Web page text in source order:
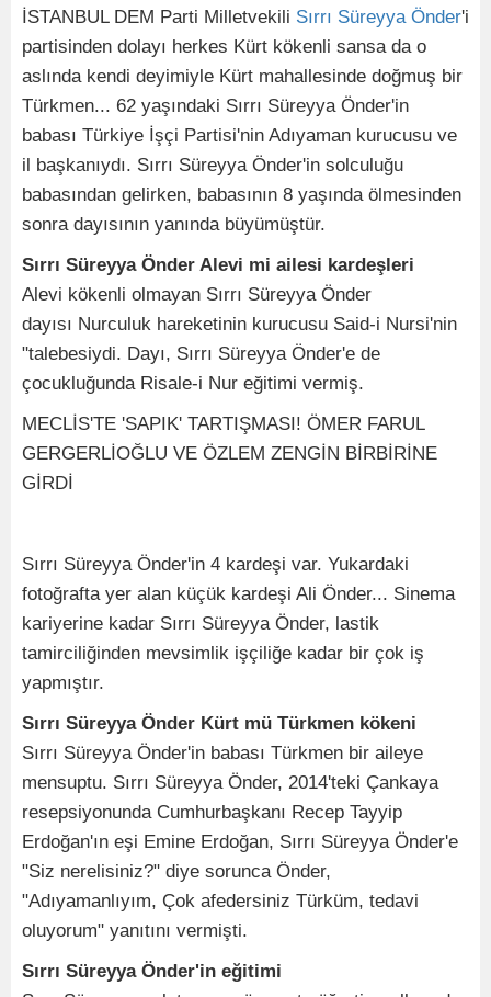
İSTANBUL DEM Parti Milletvekili Sırrı Süreyya Önder'i
partisinden dolayı herkes Kürt kökenli sansa da o
aslında kendi deyimiyle Kürt mahallesinde doğmuş bir
Türkmen... 62 yaşındaki Sırrı Süreyya Önder'in
babası Türkiye İşçi Partisi'nin Adıyaman kurucusu ve
il başkanıydı. Sırrı Süreyya Önder'in solculuğu
babasından gelirken, babasının 8 yaşında ölmesinden
sonra dayısının yanında büyümüştür.
Sırrı Süreyya Önder Alevi mi ailesi kardeşleri
Alevi kökenli olmayan Sırrı Süreyya Önder
dayısı Nurculuk hareketinin kurucusu Said-i Nursi'nin
"talebesiydi. Dayı, Sırrı Süreyya Önder'e de
çocukluğunda Risale-i Nur eğitimi vermiş.
MECLİS'TE 'SAPIK' TARTIŞMASI! ÖMER FARUL
GERGERLİOĞLU VE ÖZLEM ZENGİN BİRBİRİNE
GİRDİ
Sırrı Süreyya Önder'in 4 kardeşi var. Yukardaki
fotoğrafta yer alan küçük kardeşi Ali Önder... Sinema
kariyerine kadar Sırrı Süreyya Önder, lastik
tamirciliğinden mevsimlik işçiliğe kadar bir çok iş
yapmıştır.
Sırrı Süreyya Önder Kürt mü Türkmen kökeni
Sırrı Süreyya Önder'in babası Türkmen bir aileye
mensuptu. Sırrı Süreyya Önder, 2014'teki Çankaya
resepsiyonunda Cumhurbaşkanı Recep Tayyip
Erdoğan'ın eşi Emine Erdoğan, Sırrı Süreyya Önder'e
"Siz nerelisiniz?" diye sorunca Önder,
"Adıyamanlıyım, Çok afedersiniz Türküm, tedavi
oluyorum" yanıtını vermişti.
Sırrı Süreyya Önder'in eğitimi